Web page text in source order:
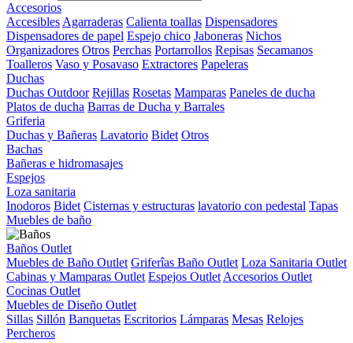
Accesorios
Accesibles Agarraderas Calienta toallas Dispensadores
Dispensadores de papel Espejo chico Jaboneras Nichos
Organizadores Otros Perchas Portarrollos Repisas Secamanos
Toalleros Vaso y Posavaso Extractores Papeleras
Duchas
Duchas Outdoor Rejillas Rosetas Mamparas Paneles de ducha
Platos de ducha Barras de Ducha y Barrales
Griferia
Duchas y Bañeras Lavatorio Bidet Otros
Bachas
Bañeras e hidromasajes
Espejos
Loza sanitaria
Inodoros Bidet Cisternas y estructuras lavatorio con pedestal Tapas
Muebles de baño
Baños Outlet
Muebles de Baño Outlet Griferîas Baño Outlet Loza Sanitaria Outlet
Cabinas y Mamparas Outlet Espejos Outlet Accesorios Outlet
Cocinas Outlet
Muebles de Diseño Outlet
Sillas Sillón Banquetas Escritorios Lámparas Mesas Relojes
Percheros